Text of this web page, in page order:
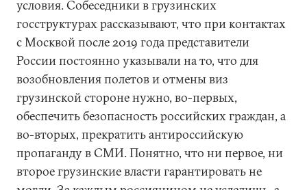
условия. Собеседники в грузинских
госструктурах рассказывают, что при контактах
с Москвой после 2019 года представители
России постоянно указывали на то, что для
возобновления полетов и отмены виз
грузинской стороне нужно, во-первых,
обеспечить безопасность российских граждан, а
во-вторых, прекратить антироссийскую
пропаганду в СМИ. Понятно, что ни первое, ни
второе грузинские власти гарантировать не